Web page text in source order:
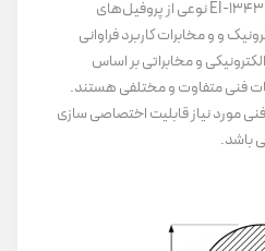
پروفیل آلومینیومی الکترونیک EI-1343 نوعی از پروفیل‌های
و و مخابرات کاربرد فراوانی
و مخابراتی بر اساس
فنی متفاوت و مختلفی هستند.
مورد نیاز قابلیت اختصاصی سازی
باشد.